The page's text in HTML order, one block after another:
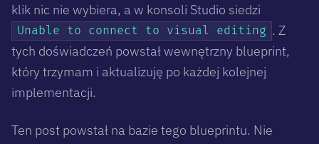
klik nic nie wybiera, a w konsoli Studio siedzi
Unable to connect to visual editing . Z
tych doświadczeń powstał wewnętrzny blueprint,
który trzymam i aktualizuję po każdej kolejnej
implementacji.
Ten post powstał na bazie tego blueprintu. Nie